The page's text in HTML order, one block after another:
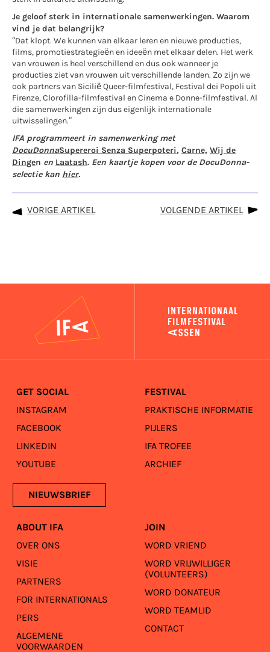
Je geloof sterk in internationale samenwerkingen. Waarom
vind je dat belangrijk?
“Dat klopt. We kunnen van elkaar leren en nieuwe producties,
films, promotiestrategieën en ideeën met elkaar delen. Het werk
van vrouwen is heel verschillend en dus ook wanneer je
producties ziet van vrouwen uit verschillende landen. Zo zijn we
ook partners van Sicilië Queer-filmfestival, Festival dei Popoli uit
Firenze, Clorofilla-filmfestival en Cinema e Donne-filmfestival. Al
die samenwerkingen zijn dus eigenlijk internationale
uitwisselingen.”
IFA programmeert in samenwerking met
DocuDonnaSupereroi Senza Superpoteri, Carne, Wij de
Dingen en Laatash. Een kaartje kopen voor de DocuDonna-
selectie kan hier.
VORIGE ARTIKEL VOLGENDE ARTIKEL
GET SOCIAL
INSTAGRAM
FACEBOOK
LINKEDIN
YOUTUBE
NIEUWSBRIEF
FESTIVAL
PRAKTISCHE INFORMATIE
PIJLERS
IFA TROFEE
ARCHIEF
ABOUT IFA
OVER ONS
VISIE
PARTNERS
FOR INTERNATIONALS
PERS
ALGEMENE
VOORWAARDEN
JOIN
WORD VRIEND
WORD VRIJWILLIGER
(VOLUNTEERS)
WORD DONATEUR
WORD TEAMLID
CONTACT